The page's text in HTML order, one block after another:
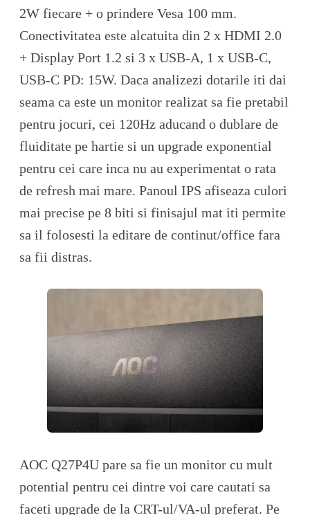
2W fiecare + o prindere Vesa 100 mm.
Conectivitatea este alcatuita din 2 x HDMI 2.0
+ Display Port 1.2 si 3 x USB-A, 1 x USB-C,
USB-C PD: 15W. Daca analizezi dotarile iti dai
seama ca este un monitor realizat sa fie pretabil
pentru jocuri, cei 120Hz aducand o dublare de
fluiditate pe hartie si un upgrade exponential
pentru cei care inca nu au experimentat o rata
de refresh mai mare. Panoul IPS afiseaza culori
mai precise pe 8 biti si finisajul mat iti permite
sa il folosesti la editare de continut/office fara
sa fii distras.
AOC Q27P4U pare sa fie un monitor cu mult
potential pentru cei dintre voi care cautati sa
faceti upgrade de la CRT-ul/VA-ul preferat. Pe